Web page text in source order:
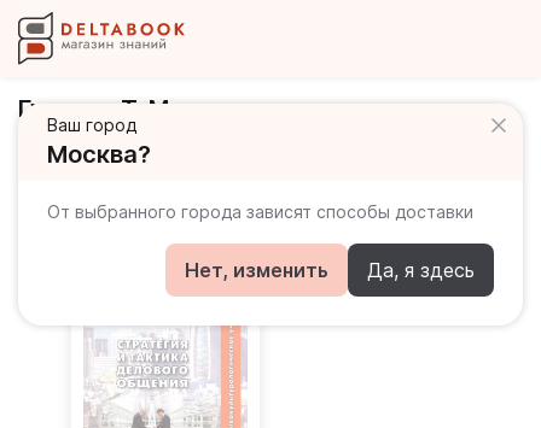
Ваш город
Москва?
От выбранного города зависят способы доставки
Нет, изменить Да, я здесь
Гуревич Т. М.
Книги автора